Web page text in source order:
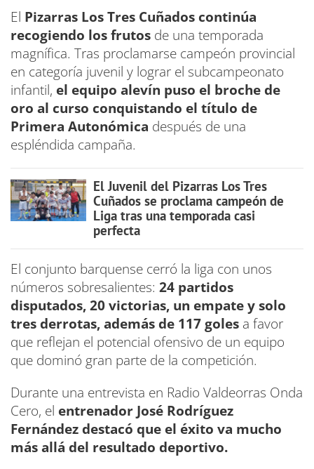
El Pizarras Los Tres Cuñados continúa
recogiendo los frutos de una temporada
magnífica. Tras proclamarse campeón provincial
en categoría juvenil y lograr el subcampeonato
infantil, el equipo alevín puso el broche de
oro al curso conquistando el título de
Primera Autonómica después de una
espléndida campaña.
El Juvenil del Pizarras Los Tres
Cuñados se proclama campeón de
Liga tras una temporada casi
perfecta
El conjunto barquense cerró la liga con unos
números sobresalientes: 24 partidos
disputados, 20 victorias, un empate y solo
tres derrotas, además de 117 goles a favor
que reflejan el potencial ofensivo de un equipo
que dominó gran parte de la competición.
Durante una entrevista en Radio Valdeorras Onda
Cero, el entrenador José Rodríguez
Fernández destacó que el éxito va mucho
más allá del resultado deportivo.